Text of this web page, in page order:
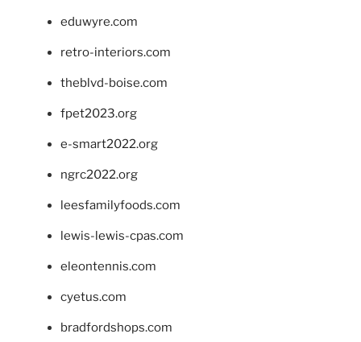
eduwyre.com
retro-interiors.com
theblvd-boise.com
fpet2023.org
e-smart2022.org
ngrc2022.org
leesfamilyfoods.com
lewis-lewis-cpas.com
eleontennis.com
cyetus.com
bradfordshops.com